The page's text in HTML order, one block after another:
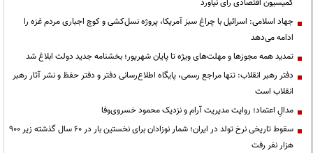
کمیسیون اقتصادی رأی نیاورد
جهاد اسلامی: اسرائیل با چراغ سبز آمریکا، پروژه نسل‌کشی و کوچ اجباری مردم غزه را
ادامه می‌دهد
تمدید همه مجوزها و مهلت‌های ویژه تا پایان شهریور؛ بخشنامه جدید دولت ابلاغ شد
دفتر رهبر انقلاب: تنها مراجع رسمی، پایگاه اطلاع‌رسانی دفتر و دفتر حفظ و نشر آثار رهبر
انقلاب است
مدالِ اعتماد؛ روایت مدیریت آرام و نزدیک محمود خسروی‌وفا
سقوط تاریخی نرخ تولد در ایران؛ شمار نوزادان برای نخستین بار در ۶۰ سال گذشته زیر ۹۰۰
هزار نفر رفت